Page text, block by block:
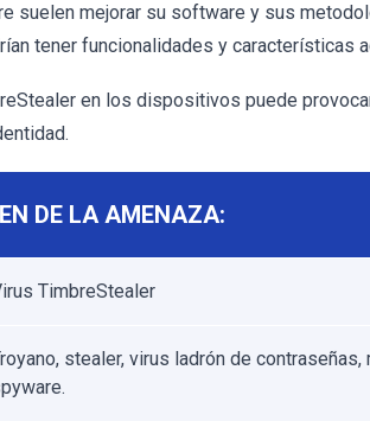
suelen mejorar su software y sus
tener funcionalidades y características
en los dispositivos puede
DE LA AMENAZA:
TimbreStealer
stealer, virus ladrón de contraseñas,